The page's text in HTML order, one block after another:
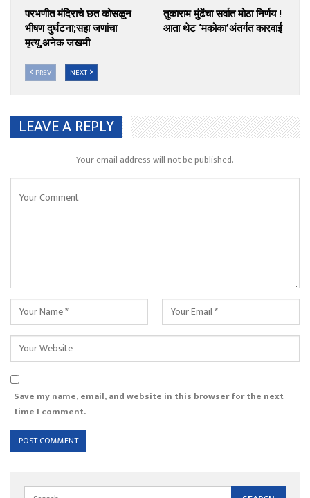
परभणीत मंदिराचे छत कोसळून
भीषण दुर्घटना;सहा जणांचा
मृत्यू,अनेक जखमी
तुकाराम मुंढेंचा सर्वात मोठा निर्णय !
आता थेट ‘मकोका’अंतर्गत कारवाई
PREV NEXT
LEAVE A REPLY
Your email address will not be published.
Save my name, email, and website in this browser for the next
time I comment.